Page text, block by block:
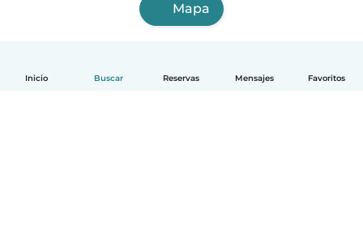
Inicio Buscar Reservas Mensajes Favoritos
Mapa